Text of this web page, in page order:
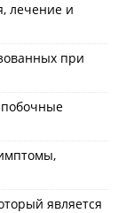
лечение и
при
является